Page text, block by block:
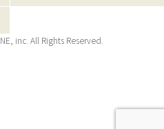
inc. All Rights Reserved.